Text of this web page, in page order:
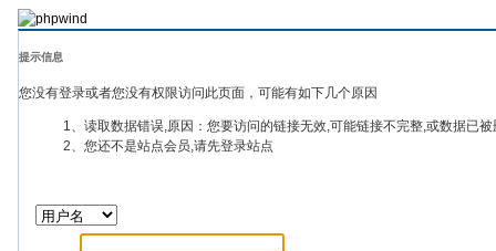
提示信息
您没有登录或者您没有权限访问此页面，可能有如下几个原因
1、读取数据错误,原因：您要访问的链接无效,可能链接不完整,或数据已
2、您还不是站点会员,请先登录站点